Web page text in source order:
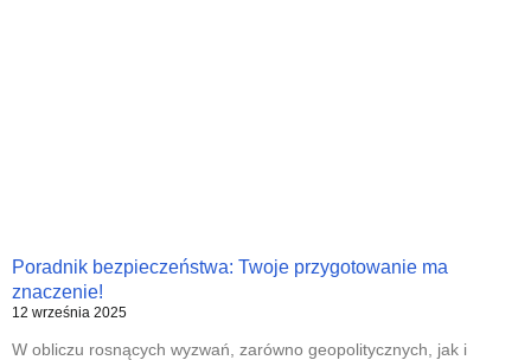
Poradnik bezpieczeństwa: Twoje przygotowanie ma
znaczenie!
12 września 2025
W obliczu rosnących wyzwań, zarówno geopolitycznych, jak i